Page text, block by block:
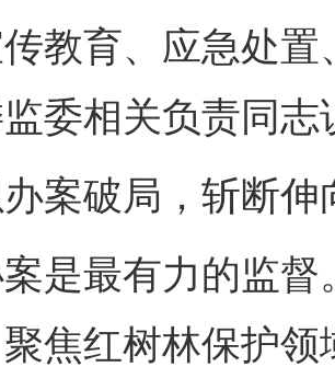
教育、应急处置
委相关负责同志
破局，斩断伸
最有力的监督
焦红树林保护